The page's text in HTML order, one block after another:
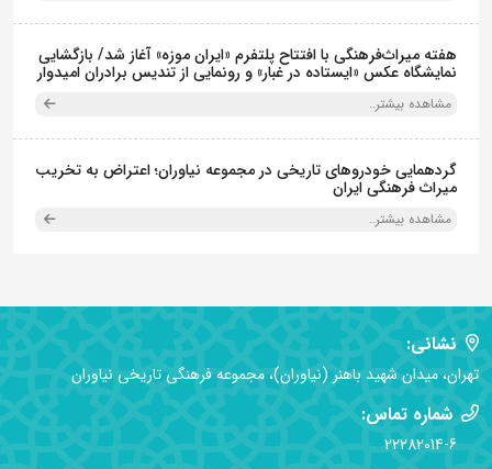
هفته میراث‌فرهنگی با افتتاح پلتفرم «ایران موزه» آغاز شد/ بازگشایی
نمایشگاه عکس «ایستاده در غبار» و رونمایی از تندیس برادران امیدوار
مشاهده بیشتر..
گردهمایی خودروهای تاریخی در مجموعه نیاوران؛ اعتراض به تخریب
میراث فرهنگی ایران
مشاهده بیشتر..
نشانی:
تهران، میدان شهید باهنر (نیاوران)، مجموعه فرهنگی تاریخی نیاوران
شماره تماس:
22282014-6